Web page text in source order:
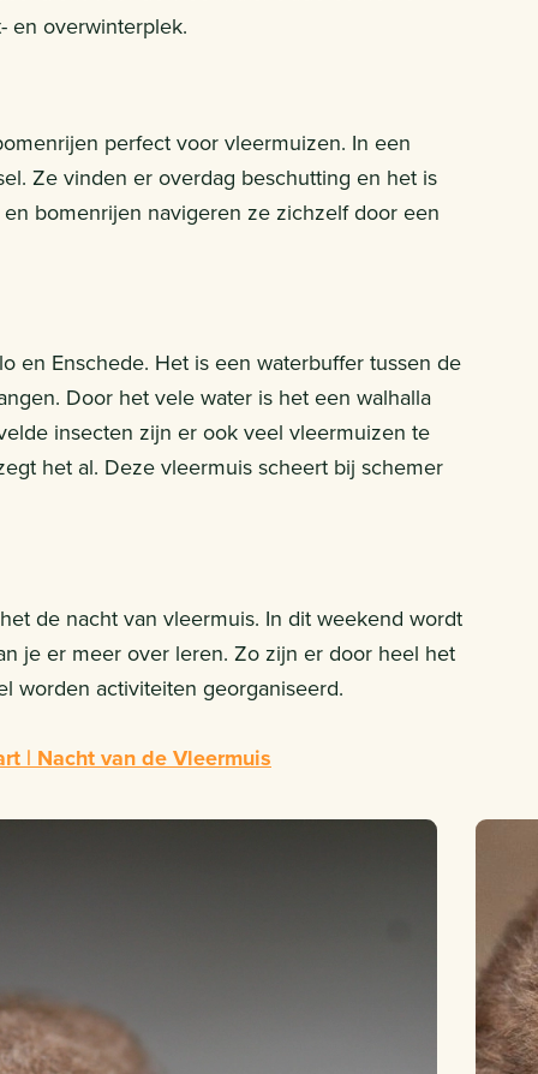
en overwinterplek.
perfect voor vleermuizen. In een
Ze vinden er overdag beschutting en het is
bomenrijen navigeren ze zichzelf door een
en Enschede. Het is een waterbuffer tussen de
Door het vele water is het een walhalla
insecten zijn er ook veel vleermuizen te
het al. Deze vleermuis scheert bij schemer
de nacht van vleermuis. In dit weekend wordt
je er meer over leren. Zo zijn er door heel het
worden activiteiten georganiseerd.
| Nacht van de Vleermuis